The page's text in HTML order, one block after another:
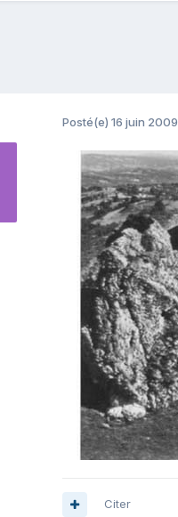
Posté(e) 16 juin 2009
Citer